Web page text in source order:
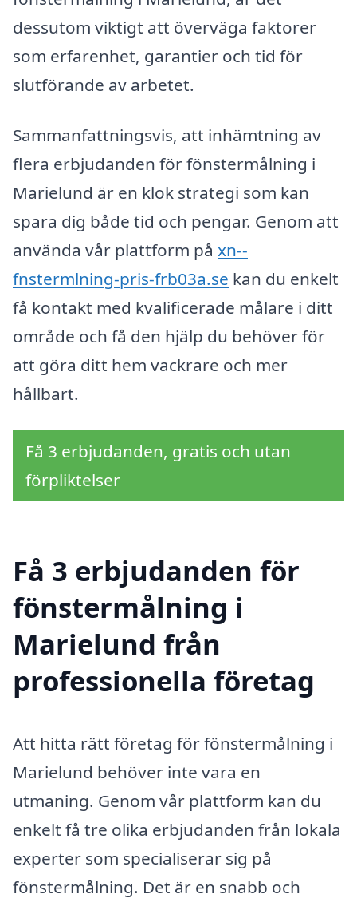
dessutom viktigt att överväga faktorer
som erfarenhet, garantier och tid för
slutförande av arbetet.
Sammanfattningsvis, att inhämtning av
flera erbjudanden för fönstermålning i
Marielund är en klok strategi som kan
spara dig både tid och pengar. Genom att
använda vår plattform på xn--
fnstermlning-pris-frb03a.se kan du enkelt
få kontakt med kvalificerade målare i ditt
område och få den hjälp du behöver för
att göra ditt hem vackrare och mer
hållbart.
Få 3 erbjudanden, gratis och utan
förpliktelser
Få 3 erbjudanden för
fönstermålning i
Marielund från
professionella företag
Att hitta rätt företag för fönstermålning i
Marielund behöver inte vara en
utmaning. Genom vår plattform kan du
enkelt få tre olika erbjudanden från lokala
experter som specialiserar sig på
fönstermålning. Det är en snabb och